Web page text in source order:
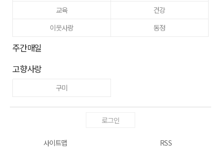
교육
건강
이웃사랑
동정
주간매일
고향사랑
구미
로그인
사이트맵 RSS